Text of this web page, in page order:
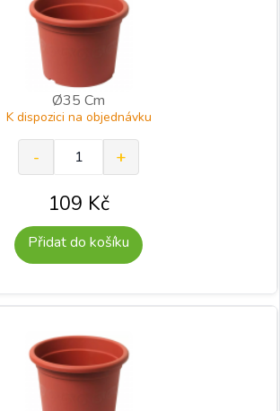
Ø35 Cm
K dispozici na objednávku
109 Kč
Přidat do košíku